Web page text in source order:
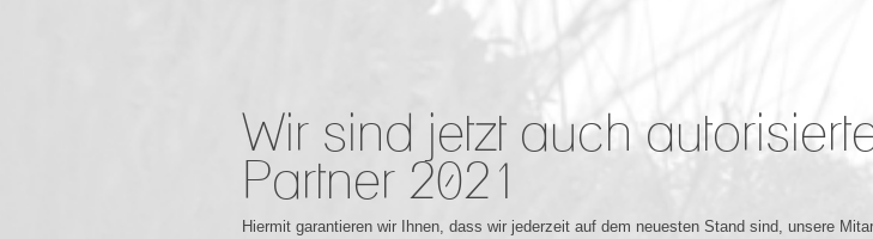
Wir sind jetzt auch
Partner 2021
Hiermit garantieren wir Ihnen, dass wir jederzeit auf dem neuesten Stand sind, unsere